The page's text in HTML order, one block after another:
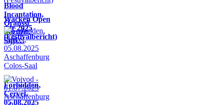
Blood
Incantation,
Oranssi
Pazuzu,
Sijji…
Wacken Open
Air 2025
(Festivalbericht)
Forbidden,
Cervet,
05.08.2025